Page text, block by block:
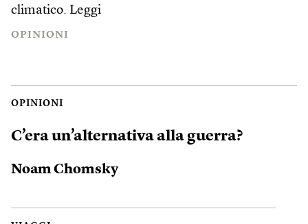
climatico. Leggi
OPINIONI
OPINIONI
C’era un’alternativa alla guerra?
Noam Chomsky